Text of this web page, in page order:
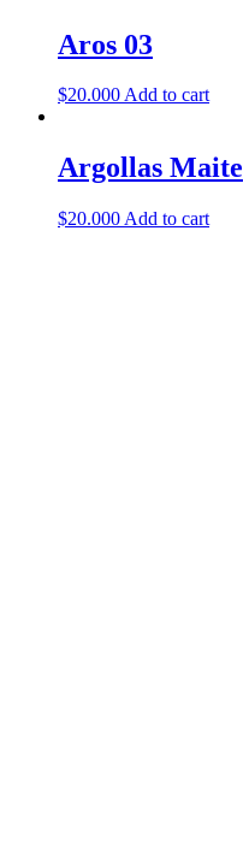
Aros 03
$20.000Add to cart
Argollas Maite
$20.000 Add to cart